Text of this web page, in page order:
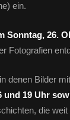
ein.
Sonntag, 26.
Fotografien
denen Bilder
und 19 Uhr
die